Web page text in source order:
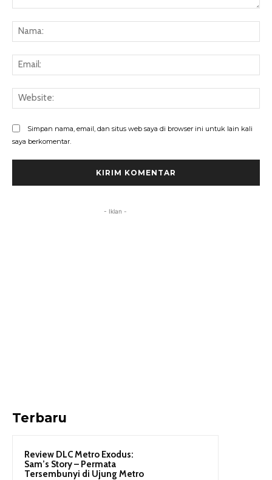
Simpan nama, email, dan situs web saya di browser ini untuk lain kali
saya berkomentar.
- Iklan -
Terbaru
Review DLC Metro Exodus:
Sam’s Story – Permata
Tersembunyi di Ujung Metro